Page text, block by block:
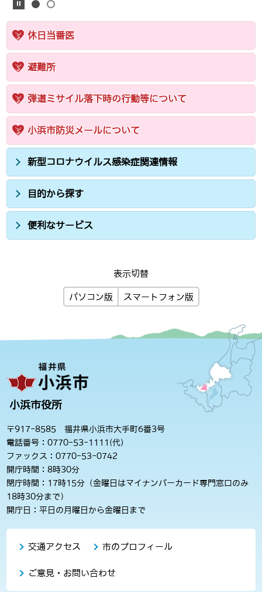
休日当番医
避難所
弾道ミサイル落下時の行動等について
小浜市防災メールについて
新型コロナウイルス感染症関連情報
目的から探す
便利なサービス
表示切替
パソコン版 スマートフォン版
小浜市役所
〒917-8585 福井県小浜市大手町6番3号
電話番号：0770-53-1111(代)
ファックス：0770-53-0742
開庁時間：8時30分
閉庁時間：17時15分（金曜日はマイナンバーカード専門窓口のみ
18時30分まで）
開庁日：平日の月曜日から金曜日まで
交通アクセス 市のプロフィール
ご意見・お問い合わせ